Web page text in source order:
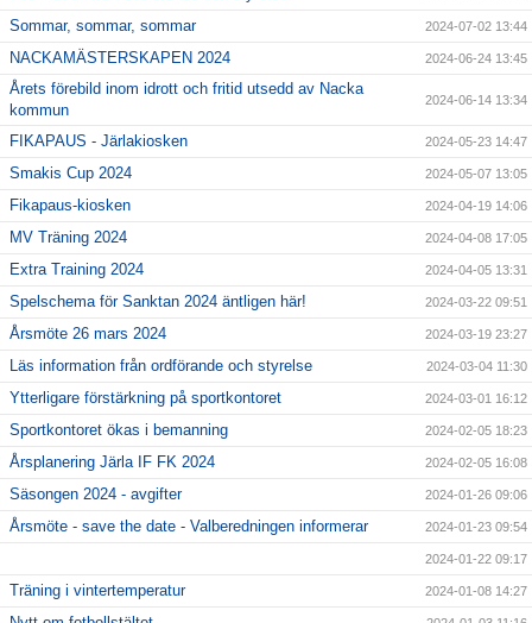
Sommar, sommar, sommar 2024-07-02 13:44
NACKAMÄSTERSKAPEN 2024 2024-06-24 13:45
Årets förebild inom idrott och fritid utsedd av Nacka
kommun
2024-06-14 13:34
FIKAPAUS - Järlakiosken 2024-05-23 14:47
Smakis Cup 2024 2024-05-07 13:05
Fikapaus-kiosken 2024-04-19 14:06
MV Träning 2024 2024-04-08 17:05
Extra Training 2024 2024-04-05 13:31
Spelschema för Sanktan 2024 äntligen här! 2024-03-22 09:51
Årsmöte 26 mars 2024 2024-03-19 23:27
Läs information från ordförande och styrelse 2024-03-04 11:30
Ytterligare förstärkning på sportkontoret 2024-03-01 16:12
Sportkontoret ökas i bemanning 2024-02-05 18:23
Årsplanering Järla IF FK 2024 2024-02-05 16:08
Säsongen 2024 - avgifter 2024-01-26 09:06
Årsmöte - save the date - Valberedningen informerar 2024-01-23 09:54
2024-01-22 09:17
Träning i vintertemperatur 2024-01-08 14:27